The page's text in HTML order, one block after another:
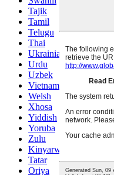
Tajik
Tamil
Telugu
Thai
Ukrainian
Urdu
Uzbek
Vietnamese
Welsh
Xhosa
Yiddish
Yoruba
Zulu
Kinyarwanda
Tatar
Oriya